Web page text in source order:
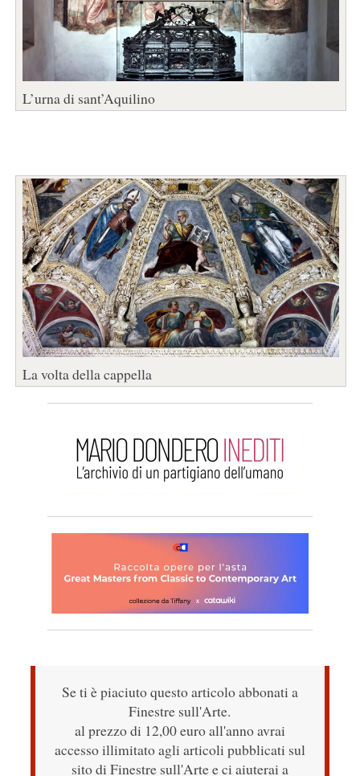
L’urna di sant’Aquilino
La volta della cappella
Se ti è piaciuto questo articolo abbonati a
Finestre sull'Arte.
al prezzo di 12,00 euro all'anno avrai
accesso illimitato agli articoli pubblicati sul
sito di Finestre sull'Arte e ci aiuterai a